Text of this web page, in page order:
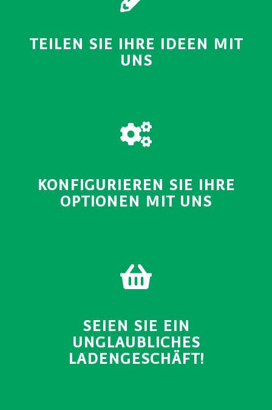
TEILEN SIE IHRE IDEEN MIT
UNS
KONFIGURIEREN SIE IHRE
OPTIONEN MIT UNS
SEIEN SIE EIN
UNGLAUBLICHES
LADENGESCHÄFT!